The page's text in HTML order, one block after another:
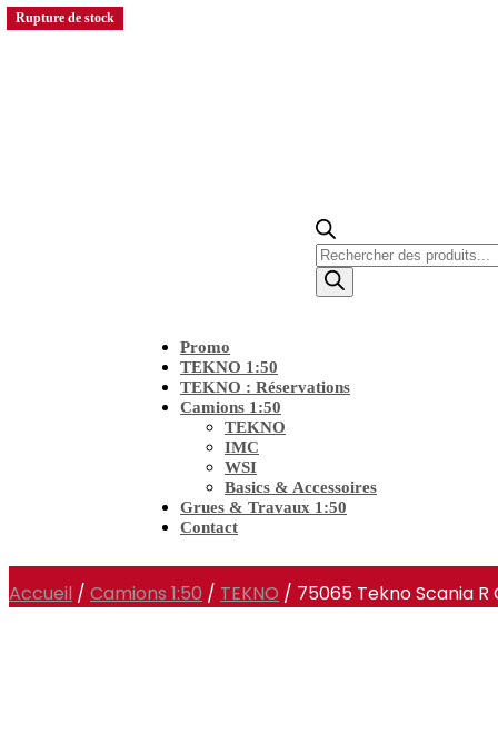
Recherche
de
produits
Promo
TEKNO 1:50
TEKNO : Réservations
Camions 1:50
TEKNO
IMC
WSI
Basics & Accessoires
Grues & Travaux 1:50
Contact
Accueil / Camions 1:50 / TEKNO / 75065 Tekno Scania R
Rupture de stock
Rupture de stock